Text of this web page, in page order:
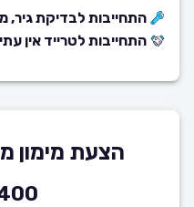
התחייבות לבדיקת גיר,
התחייבות לטרייד אין
הצעת מימון
₪